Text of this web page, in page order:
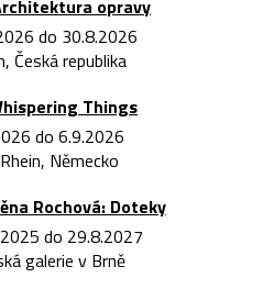
opravy
do 30.8.2026
Česká republika
Things
do 6.9.2026
Německo
Rochová: Doteky
do 29.8.2027
galerie v Brně